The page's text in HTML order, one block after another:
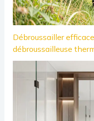
Débroussailler
débroussailleuse